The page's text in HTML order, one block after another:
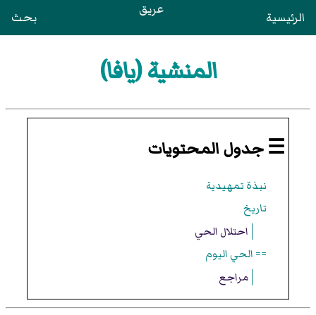
الرئيسية عريق بحث
المنشية (يافا)
☰ جدول المحتويات
نبذة تمهيدية
تاريخ
احتلال الحي
== الحي اليوم
مراجع